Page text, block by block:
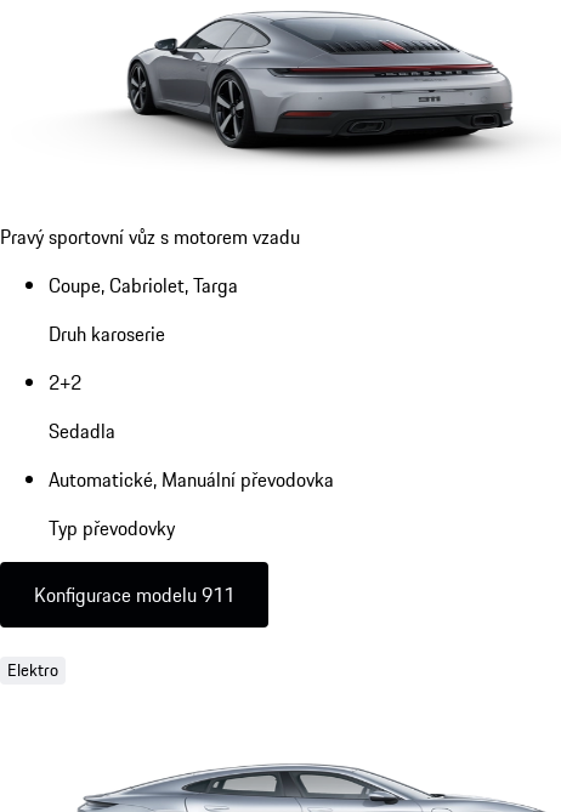
Pravý sportovní vůz s motorem vzadu
Coupe, Cabriolet, Targa
Druh karoserie
2+2
Sedadla
Automatické, Manuální převodovka
Typ převodovky
Konfigurace modelu 911
Elektro